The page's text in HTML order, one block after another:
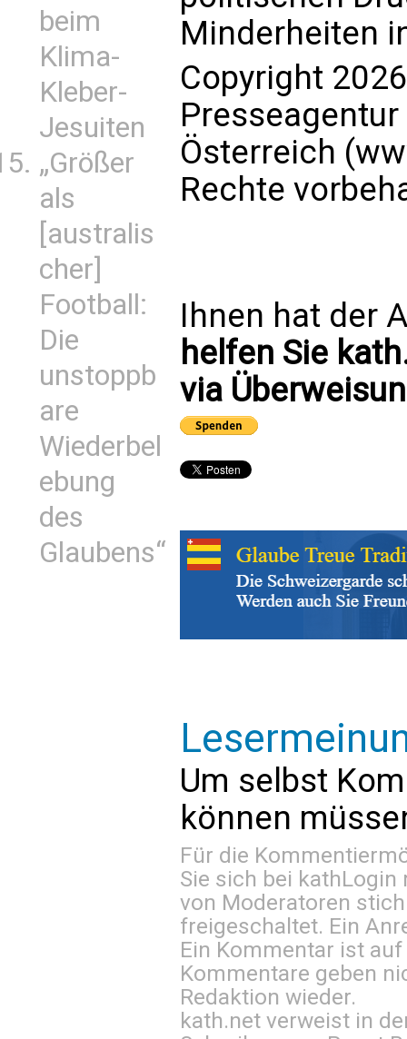
beim
Klima-
Kleber-
Jesuiten
„Größer
als
[australis
cher]
Football:
Die
unstoppb
are
Wiederbel
ebung
des
Glaubens“
Minderheiten
Copyright
Presseagentur
Österreich
Rechte
Ihnen hat der
helfen Sie
via
Um selbst
können
Für die
Sie sich bei kathLogin
von Moderatoren
freigeschaltet. Ein
Ein Kommentar ist
Kommentare geben
Redaktion wieder.
kath.net verweist in